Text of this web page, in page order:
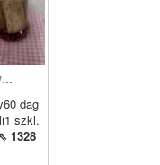
dag
szkl.
1328